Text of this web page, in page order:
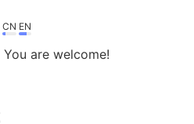
CN EN
You are welcome!